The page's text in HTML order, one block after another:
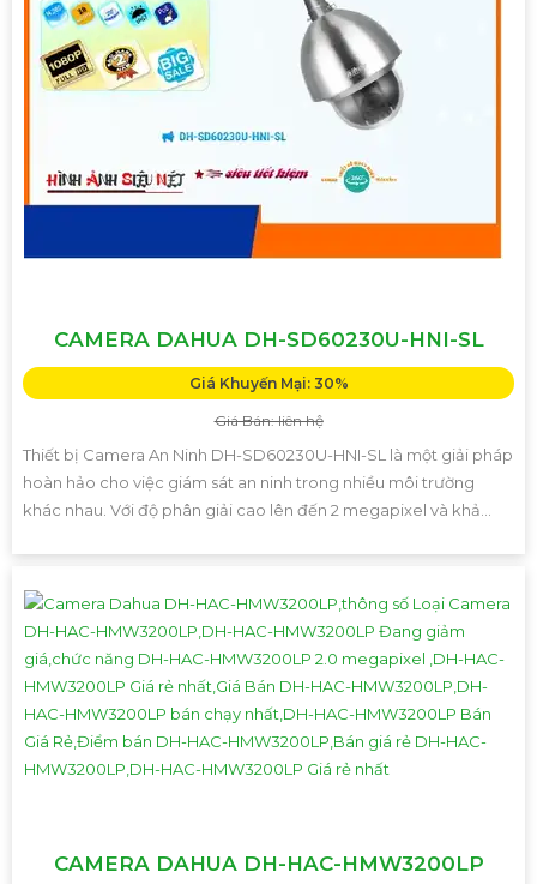
CAMERA DAHUA DH-SD60230U-HNI-SL
Giá Khuyến Mại: 30%
Giá Bán: liên hệ
Thiết bị Camera An Ninh DH-SD60230U-HNI-SL là một giải pháp
hoàn hảo cho việc giám sát an ninh trong nhiều môi trường
khác nhau. Với độ phân giải cao lên đến 2 megapixel và khả...
CAMERA DAHUA DH-HAC-HMW3200LP